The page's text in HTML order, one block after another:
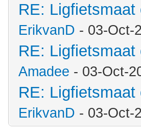
RE:
ErikvanD - 03-Oct-
RE:
Amadee - 03-Oct-
RE:
ErikvanD - 03-Oct-